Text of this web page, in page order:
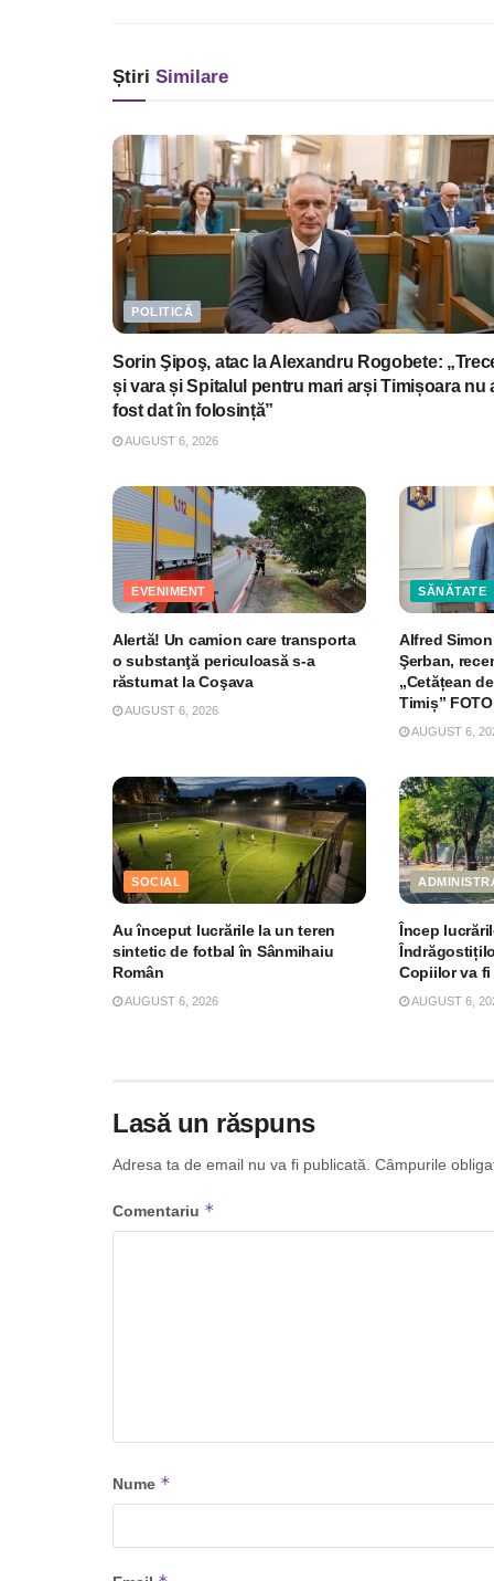
Știri Similare
POLITICĂ
Sorin Şipoş, atac la Alexandru Rogobete:
și vara și Spitalul pentru mari arși Timișoara nu
fost dat în folosință”
AUGUST 6, 2026
EVENIMENT
Alertă! Un camion care transporta
o substanţă periculoasă s-a
răsturnat la Coşava
AUGUST 6, 2026
SĂNĂTATE
Alfred
Şerban,
„Cetățean
Timiș” FOTO
AUGUST 6,
SOCIAL
Au început lucrările la un teren
sintetic de fotbal în Sânmihaiu
Român
AUGUST 6, 2026
Încep
Copiilor va
AUGUST 6,
Lasă un răspuns
Adresa ta de email nu va fi publicată. Câmpurile
Comentariu *
Nume *